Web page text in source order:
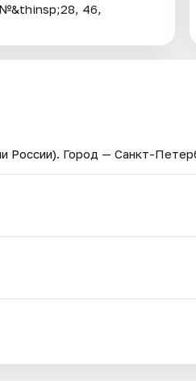
46,
России). Город — Санкт-